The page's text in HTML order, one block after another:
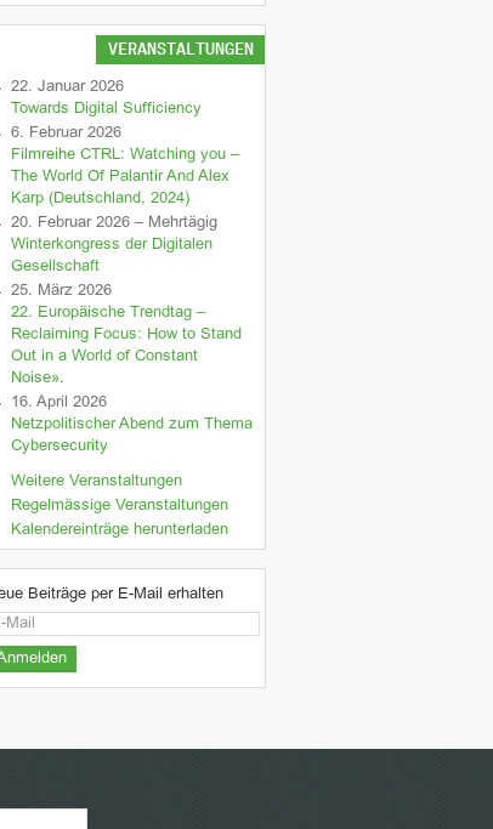
VERANSTALTUNGEN
22. Januar 2026
Towards Digital Sufficiency
6. Februar 2026
Filmreihe CTRL: Watching you –
The World Of Palantir And Alex
Karp (Deutschland, 2024)
20. Februar 2026 – Mehrtägig
Winterkongress der Digitalen
Gesellschaft
25. März 2026
22. Europäische Trendtag –
Reclaiming Focus: How to Stand
Out in a World of Constant
Noise».
16. April 2026
Netzpolitischer Abend zum Thema
Cybersecurity
Weitere Veranstaltungen
Regelmässige Veranstaltungen
Kalendereinträge herunterladen
Beiträge per E-Mail erhalten